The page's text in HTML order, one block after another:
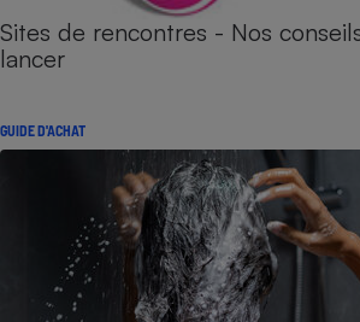
Sites de rencontres - Nos
lancer
GUIDE D'ACHAT